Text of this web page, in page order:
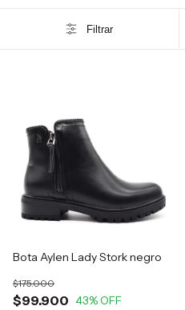
Filtrar
Bota Aylen Lady Stork negro
$99.900
$175.000
43% OFF